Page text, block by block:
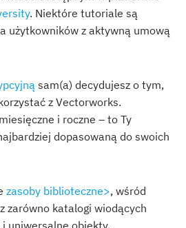
. Niektóre tutoriale są
użytkowników z aktywną umową
sam(a) decydujesz o tym,
z Vectorworks.
i roczne – to Ty
dopasowaną do swoich
zasoby biblioteczne>, wśród
zarówno katalogi wiodących
uniwersalne obiekty.